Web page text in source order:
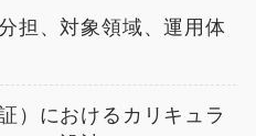
担、対象領域、運用体
）におけるカリキュラ